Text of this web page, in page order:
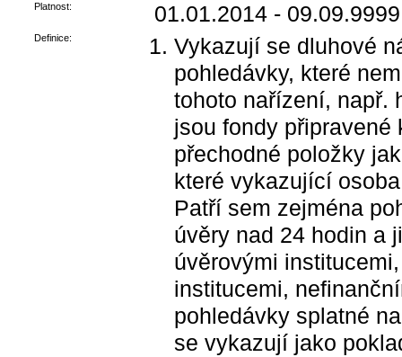
Platnost: 01.01.2014 - 09.09.9999
Definice:
Vykazují se dluhové
pohledávky, které
tohoto nařízení, např.
jsou fondy připravené
přechodné položky
které vykazující
Patří sem zejména
úvěry nad 24 hodin a
úvěrovými
institucemi,
pohledávky splatné
se vykazují jako